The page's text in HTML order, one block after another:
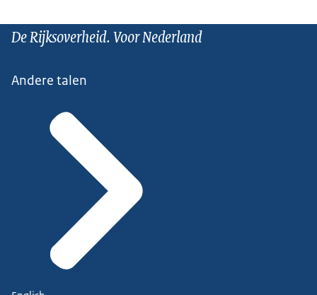
De Rijksoverheid. Voor Nederland
Andere talen